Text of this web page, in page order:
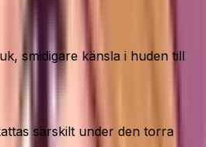
smidigare känsla i huden till
särskilt under den torra